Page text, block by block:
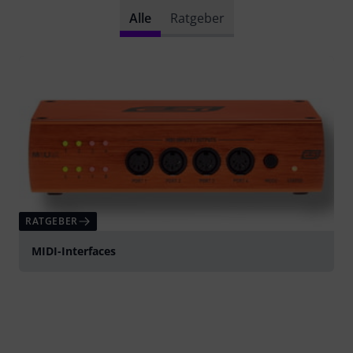
Alle Ratgeber
RATGEBER
MIDI-Interfaces